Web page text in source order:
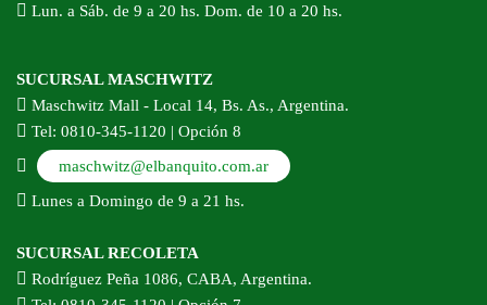
Lun. a Sáb. de 9 a 20 hs. Dom. de 10 a 20 hs.
SUCURSAL MASCHWITZ
Maschwitz Mall - Local 14, Bs. As., Argentina.
Tel: 0810-345-1120 | Opción 8
maschwitz@elbanquito.com.ar
Lunes a Domingo de 9 a 21 hs.
SUCURSAL RECOLETA
Rodríguez Peña 1086, CABA, Argentina.